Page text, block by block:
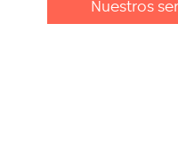
Nuestros